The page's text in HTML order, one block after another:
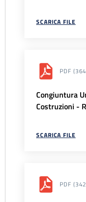
SCARICA FILE
PDF
Congiuntura
Costruzioni -
SCARICA FILE
PDF